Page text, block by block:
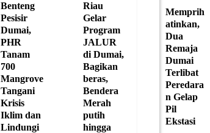
Benteng
Pesisir
Dumai,
PHR
Tanam
700
Mangrove
Tangani
Krisis
Iklim dan
Lindungi
Riau
Gelar
Program
JALUR
di Dumai,
Bagikan
beras,
Bendera
Merah
putih
hingga
Memprih
atinkan,
Dua
Remaja
Dumai
Terlibat
Peredara
n Gelap
Pil
Ekstasi